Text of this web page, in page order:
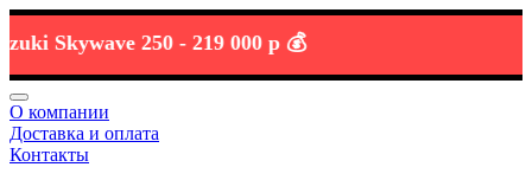
Skywave 250 -219 000 р 💰
О компании
Доставка и оплата
Контакты